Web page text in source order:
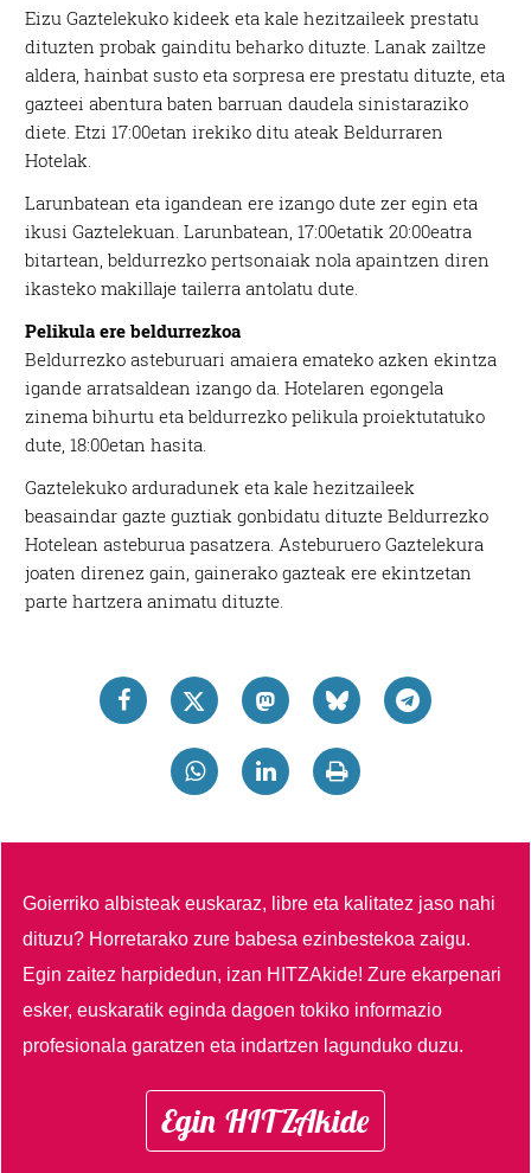
Eizu Gaztelekuko kideek eta kale hezitzaileek prestatu
dituzten probak gainditu beharko dituzte. Lanak zailtze
aldera, hainbat susto eta sorpresa ere prestatu dituzte, eta
gazteei abentura baten barruan daudela sinistaraziko
diete. Etzi 17:00etan irekiko ditu ateak Beldurraren
Hotelak.
Larunbatean eta igandean ere izango dute zer egin eta
ikusi Gaztelekuan. Larunbatean, 17:00etatik 20:00eatra
bitartean, beldurrezko pertsonaiak nola apaintzen diren
ikasteko makillaje tailerra antolatu dute.
Pelikula ere beldurrezkoa
Beldurrezko asteburuari amaiera emateko azken ekintza
igande arratsaldean izango da. Hotelaren egongela
zinema bihurtu eta beldurrezko pelikula proiektutatuko
dute, 18:00etan hasita.
Gaztelekuko arduradunek eta kale hezitzaileek
beasaindar gazte guztiak gonbidatu dituzte Beldurrezko
Hotelean asteburua pasatzera. Asteburuero Gaztelekura
joaten direnez gain, gainerako gazteak ere ekintzetan
parte hartzera animatu dituzte.
Goierriko albisteak euskaraz, libre eta kalitatez jaso nahi
dituzu? Horretarako zure babesa ezinbestekoa zaigu.
Egin zaitez harpidedun, izan HITZAkide!Zure ekarpenari
esker, euskaratik eginda dagoen tokiko informazio
profesionala garatzen eta indartzen lagunduko duzu.
Egin HITZAkide